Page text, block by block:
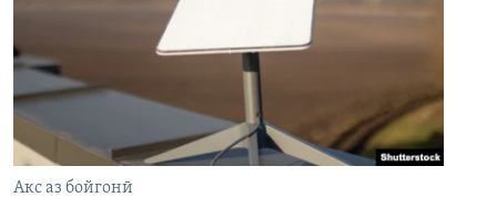
Акс аз бойгонӣ